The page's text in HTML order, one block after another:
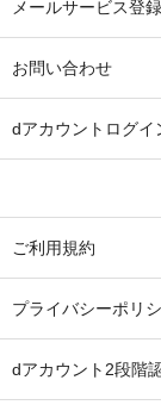
メールサービス登
お問い合わせ
dアカウントログイ
ご利用規約
プライバシーポリ
dアカウント2段階